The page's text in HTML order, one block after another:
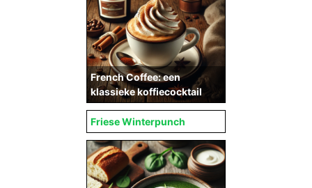
French Coffee: een
klassieke koffiecocktail
Friese Winterpunch